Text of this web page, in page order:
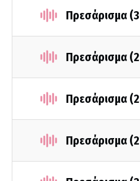
Πρεσάρισμα
Πρεσάρισμα
Πρεσάρισμα
Πρεσάρισμα